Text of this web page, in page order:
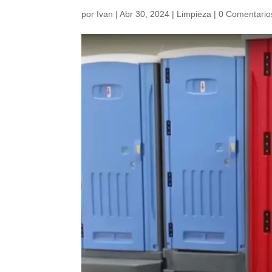
por Ivan |Abr 30, 2024 | Limpieza |0